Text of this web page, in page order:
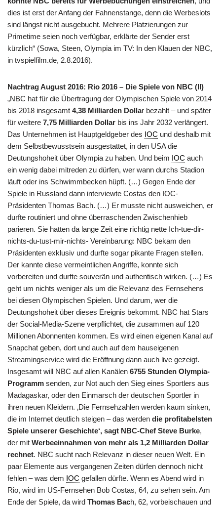
dies ist erst der Anfang der Fahnenstange, denn die Werbeslots
sind längst nicht ausgebucht. Mehrere Platzierungen zur
Primetime seien noch verfügbar, erklärte der Sender erst
kürzlich“ (Sowa, Steen, Olympia im TV: In den Klauen der NBC,
in tvspielfilm.de, 2.8.2016).
Nachtrag August 2016: Rio 2016 – Die Spiele von NBC (II)
„NBC hat für die Übertragung der Olympischen Spiele von 2014
bis 2018 insgesamt 4,38 Milliarden Dollar bezahlt – und später
für weitere 7,75 Milliarden Dollar bis ins Jahr 2032 verlängert.
Das Unternehmen ist Hauptgeldgeber des IOC und deshalb mit
dem Selbstbewusstsein ausgestattet, in den USA die
Deutungshoheit über Olympia zu haben. Und beim IOC auch
ein wenig dabei mitreden zu dürfen, wer wann durchs Stadion
läuft oder ins Schwimmbecken hüpft. (…) Gegen Ende der
Spiele in Russland dann interviewte Costas den IOC-
Präsidenten Thomas Bach. (…) Er musste nicht ausweichen, er
durfte routiniert und ohne überraschenden Zwischenhieb
parieren. Sie hatten da lange Zeit eine richtig nette Ich-tue-dir-
nichts-du-tust-mir-nichts- Vereinbarung: NBC bekam den
Präsidenten exklusiv und durfte sogar pikante Fragen stellen.
Der kannte diese vermeintlichen Angriffe, konnte sich
vorbereiten und durfte souverän und authentisch wirken. (…) Es
geht um nichts weniger als um die Relevanz des Fernsehens
bei diesen Olympischen Spielen. Und darum, wer die
Deutungshoheit über dieses Ereignis bekommt. NBC hat Stars
der Social-Media-Szene verpflichtet, die zusammen auf 120
Millionen Abonnenten kommen. Es wird einen eigenen Kanal auf
Snapchat geben, dort und auch auf dem hauseigenen
Streamingservice wird die Eröffnung dann auch live gezeigt.
Insgesamt will NBC auf allen Kanälen 6755 Stunden Olympia-
Programm senden, zur Not auch den Sieg eines Sportlers aus
Madagaskar, oder den Einmarsch der deutschen Sportler in
ihren neuen Kleidern. ‚Die Fernsehzahlen werden kaum sinken,
die im Internet deutlich steigen – das werden die profitabelsten
Spiele unserer Geschichte‘, sagt NBC-Chef Steve Burke,
der mit Werbeeinnahmen von mehr als 1,2 Milliarden Dollar
rechnet. NBC sucht nach Relevanz in dieser neuen Welt. Ein
paar Elemente aus vergangenen Zeiten dürfen dennoch nicht
fehlen – was dem IOC gefallen dürfte. Wenn es Abend wird in
Rio, wird im US-Fernsehen Bob Costas, 64, zu sehen sein. Am
Ende der Spiele, da wird Thomas Bach, 62, vorbeischauen und